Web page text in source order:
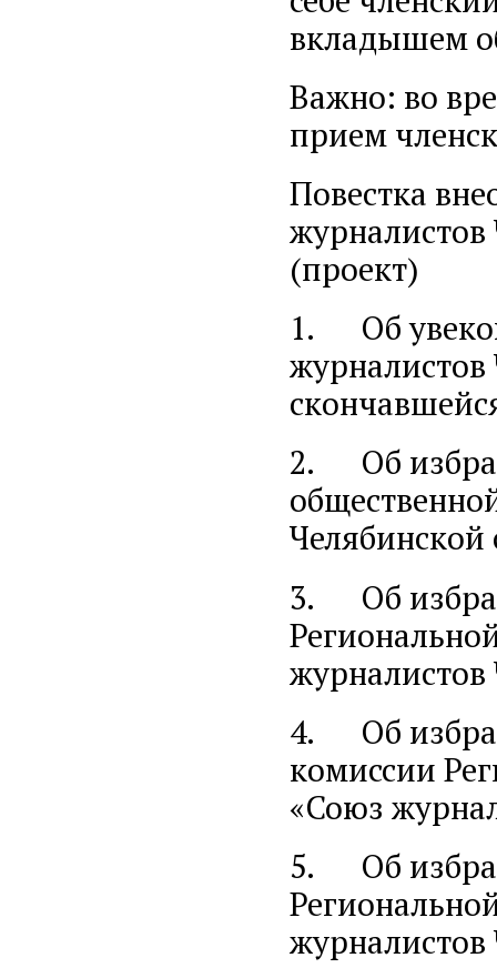
вкладышем
Важно: во
прием
Повестка
журналистов
(проект)
1. Об
журналистов
2. Об
3. Об
журналистов
4. Об
комиссии
«Союз
5. Об
журналистов